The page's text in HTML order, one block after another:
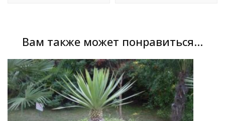
Вам также может понравиться...